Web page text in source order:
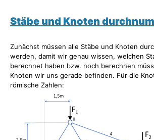
Stäbe und Knoten
Zunächst müssen alle Stäbe und Knoten
werden, damit wir genau wissen, welchen
berechnet haben bzw. noch berechnen
Knoten wir uns gerade befinden. Für die
römische Zahlen: